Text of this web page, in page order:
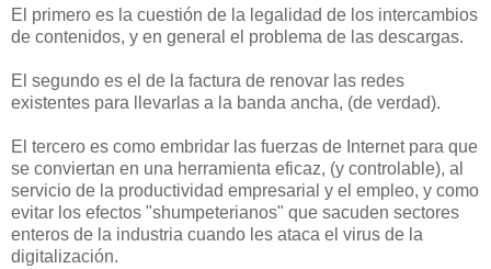
El primero es la cuestión de la legalidad de los intercambios
de contenidos, y en general el problema de las descargas.
El segundo es el de la factura de renovar las redes
existentes para llevarlas a la banda ancha, (de verdad).
El tercero es como embridar las fuerzas de Internet para que
se conviertan en una herramienta eficaz, (y controlable), al
servicio de la productividad empresarial y el empleo, y como
evitar los efectos "shumpeterianos" que sacuden sectores
enteros de la industria cuando les ataca el virus de la
digitalización.